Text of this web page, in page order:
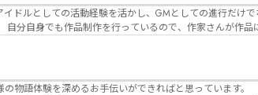
代表・制作・